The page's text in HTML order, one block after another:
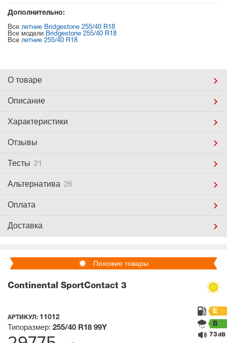
Дополнительно:
Все летние Bridgestone 255/40 R18
Все модели Bridgestone 255/40 R18
Все летние 255/40 R18
О товаре
Описание
Характеристики
Отзывы
Тесты 21
Альтернатива 26
Оплата
Доставка
Похожие товары
Continental SportContact 3
АРТИКУЛ: 11012
Типоразмер: 255/40 R18 99Y
E
B
73 dB